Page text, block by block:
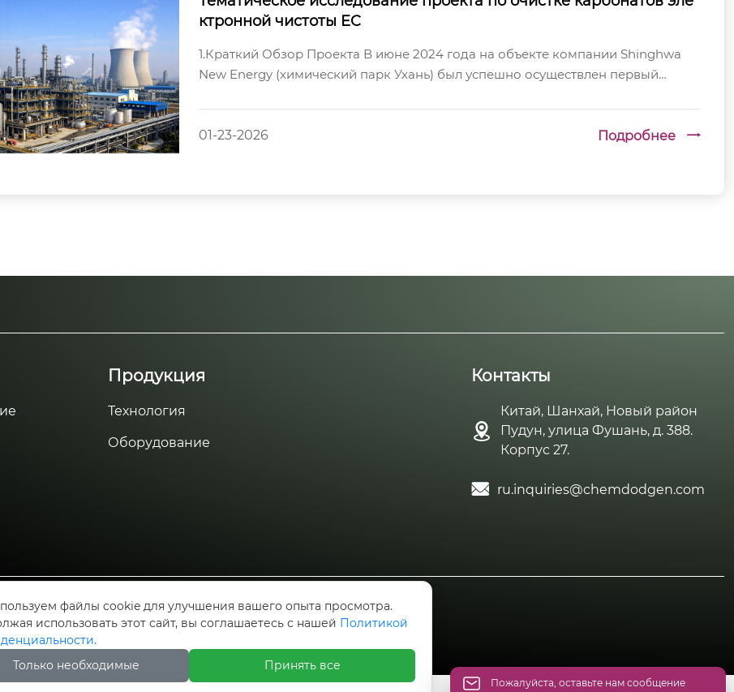
ктронной чистоты EC
1.Краткий Обзор Проекта В июне 2024 года на объекте компании Shinghwa
New Energy (химический парк Ухань) был успешно осуществлен первый
01-23-2026 Подробнее 
Продукция
Технология
Оборудование
Контакты

Китай, Шанхай, Новый район
Пудун, улица Фушань, д. 388.
Корпус 27.
 ru.inquiries@chemdodgen.com
Пожалуйста, оставьте нам сообщение
файлы cookie для улучшения вашего опыта просмотра.
использовать этот сайт, вы соглашаетесь с нашей Политикой
Только необходимые
Принять все